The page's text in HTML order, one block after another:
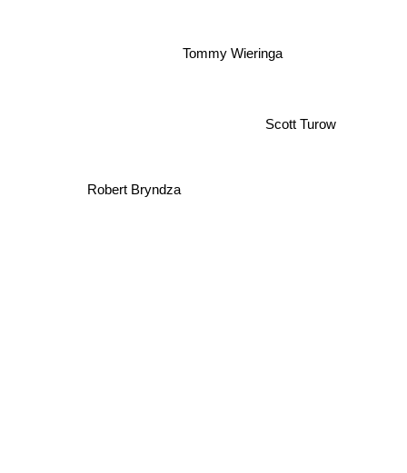
Tommy Wieringa
Robert Bryndza
Scott Turow